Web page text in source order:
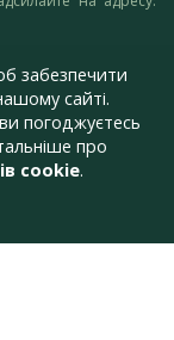
забезпечити
сайті.
погоджуєтесь
про
cookie.